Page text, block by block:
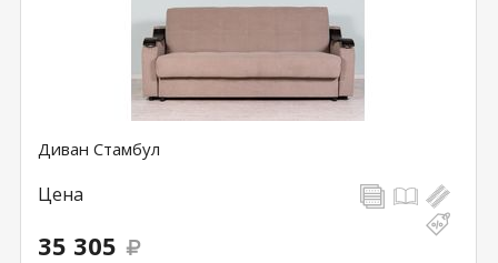
Диван Стамбул
Цена
35 305